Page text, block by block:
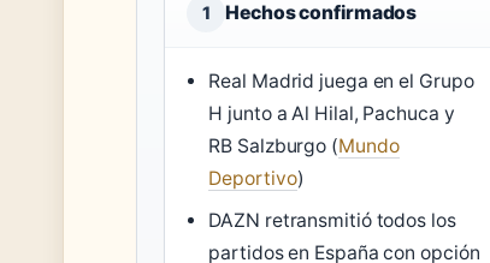
1 Hechos confirmados
Real Madrid juega en el Grupo
H junto a Al Hilal, Pachuca y
RB Salzburgo (Mundo
Deportivo)
DAZN retransmitió todos los
partidos en España con opción